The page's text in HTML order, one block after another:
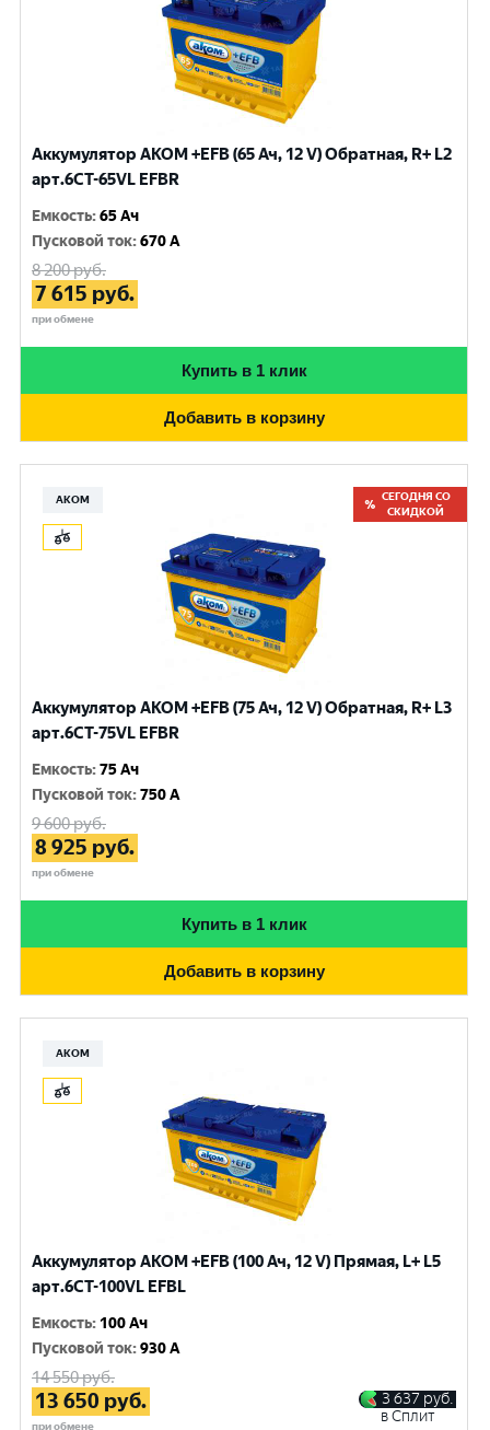
Аккумулятор AKOM +EFB (65 Ач, 12 V) Обратная, R+ L2
арт.6CT-65VL EFBR
Емкость:65 Ач
Пусковой ток:670 A
8 200руб.
7 615 руб.
при обмене
Купить в 1 клик
Добавить в корзину
АКОМ
СЕГОДНЯ СО
СКИДКОЙ
Аккумулятор AKOM +EFB (75 Ач, 12 V) Обратная, R+ L3
арт.6СТ-75VL EFBR
Емкость:75 Ач
Пусковой ток:750 A
9 600руб.
8 925 руб.
при обмене
Купить в 1 клик
Добавить в корзину
АКОМ
Аккумулятор AKOM +EFB (100 Ач, 12 V) Прямая, L+ L5
арт.6СТ-100VL EFBL
Емкость: 100 Ач
Пусковой ток:930 A
14 550руб.
13 650 руб.
при обмене
3 637 руб.
в Сплит